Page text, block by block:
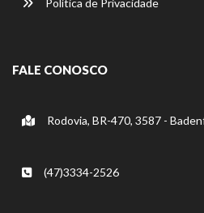
Política de Privacidade
FALE CONOSCO
Rodovia, BR-470, 3587 -
(47)3334-2526